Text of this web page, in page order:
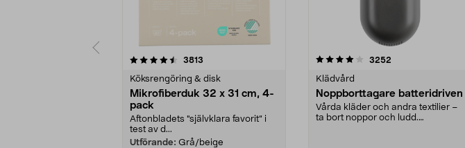
3813
Köksrengöring & disk
Mikrofiberduk 32 x 31 cm, 4-
pack
Aftonbladets "självklara favorit” i
test av d...
Utförande: Grå/beige
4.0av 5 stjärnor 3252
Klädvård
Noppborttagare batteridriven
Vårda kläder och andra textilier –
ta bort noppor och ludd.
4.5av 5 stjärnor